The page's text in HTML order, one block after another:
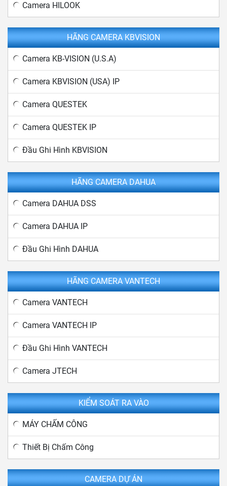
Camera HILOOK
HÃNG CAMERA KBVISION
Camera KB-VISION (U.S.A)
Camera KBVISION (USA) IP
Camera QUESTEK
Camera QUESTEK IP
Đầu Ghi Hình KBVISION
HÃNG CAMERA DAHUA
Camera DAHUA DSS
Camera DAHUA IP
Đầu Ghi Hình DAHUA
HÃNG CAMERA VANTECH
Camera VANTECH
Camera VANTECH IP
Đầu Ghi Hình VANTECH
Camera JTECH
KIỂM SOÁT RA VÀO
MÁY CHẤM CÔNG
Thiết Bị Chấm Công
CAMERA DỰ ÁN